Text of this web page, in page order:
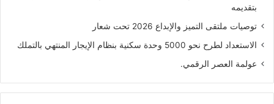
بتقديمه
توصيات ملتقى التميز والإبداع 2026 تحت شعار
الاستعداد لطرح نحو 5000 وحدة سكنية بنظام الإيجار المنتهي بالتملك
عولمة العصر الرقمي.